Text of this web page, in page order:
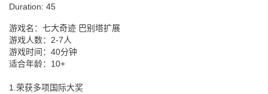
Duration: 45
游戏名：七大奇迹 巴别塔扩展
游戏人数：2-7人
游戏时间：40分钟
适合年龄：10+
1.荣获多项国际大奖